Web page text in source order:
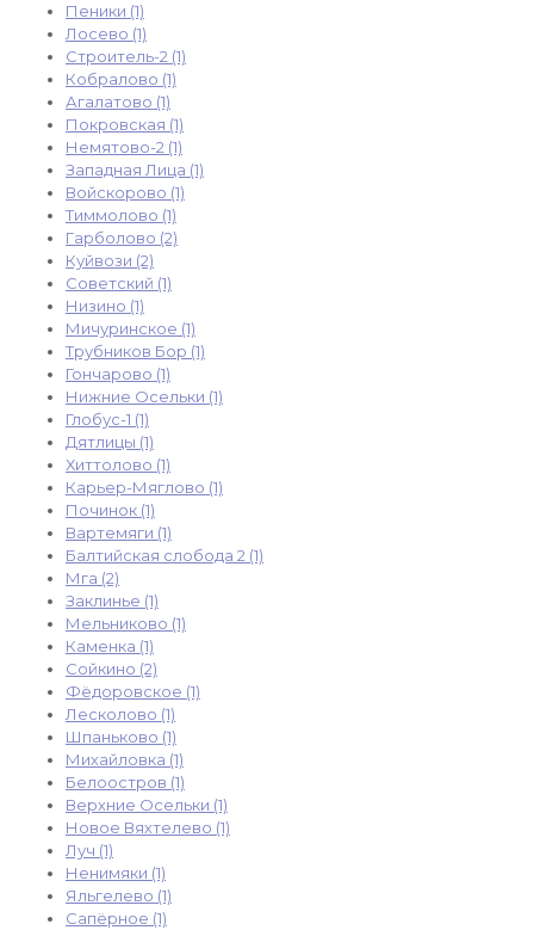
Пеники (1)
Лосево (1)
Строитель-2 (1)
Кобралово (1)
Агалатово (1)
Покровская (1)
Немятово-2 (1)
Западная Лица (1)
Войскорово (1)
Тиммолово (1)
Гарболово (2)
Куйвози (2)
Советский (1)
Низино (1)
Мичуринское (1)
Трубников Бор (1)
Гончарово (1)
Нижние Осельки (1)
Глобус-1 (1)
Дятлицы (1)
Хиттолово (1)
Карьер-Мяглово (1)
Починок (1)
Вартемяги (1)
Балтийская слобода 2 (1)
Мга (2)
Заклинье (1)
Мельниково (1)
Каменка (1)
Сойкино (2)
Фёдоровское (1)
Лесколово (1)
Шпаньково (1)
Михайловка (1)
Белоостров (1)
Верхние Осельки (1)
Новое Вяхтелево (1)
Луч (1)
Ненимяки (1)
Яльгелево (1)
Сапёрное (1)